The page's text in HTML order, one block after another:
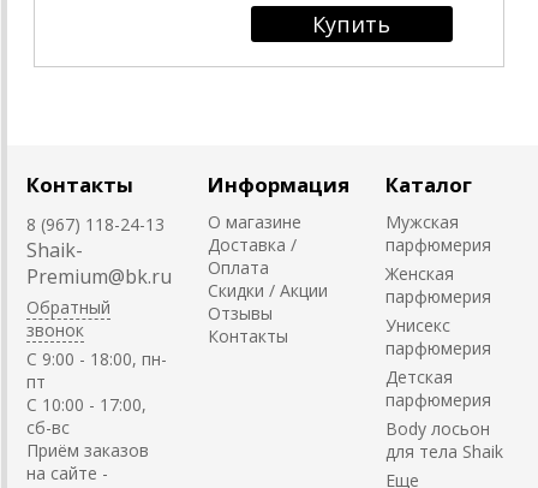
Контакты
8 (967) 118-24-13
Shaik-
Premium@bk.ru
Обратный
звонок
C 9:00 - 18:00, пн-
пт
С 10:00 - 17:00,
сб-вс
Приём заказов
на сайте -
Информация
О магазине
Доставка /
Оплата
Скидки / Акции
Отзывы
Контакты
Каталог
Мужская
парфюмерия
Женская
парфюмерия
Унисекс
парфюмерия
Детская
парфюмерия
Body лосьон
для тела Shaik